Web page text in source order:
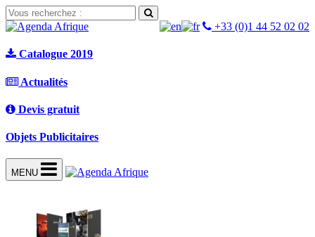
+33 (0)1 44 52 02 02
Catalogue 2019
Actualités
Devis gratuit
Objets Publicitaires
MENU